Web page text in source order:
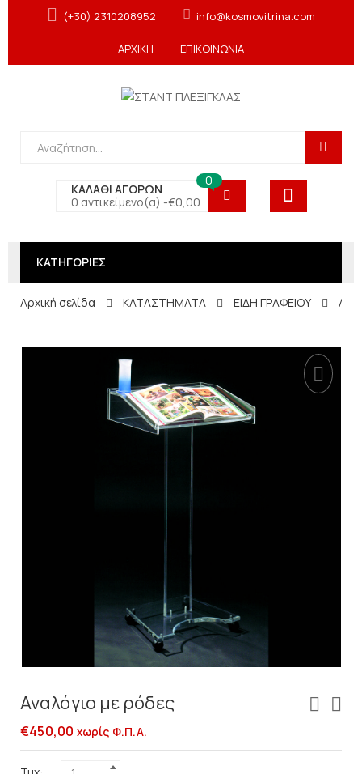
(+30) 2310208952 info@kosmovitrina.com
ΑΡΧΙΚΗ ΕΠΙΚΟΙΝΩΝΙΑ
ΚΑΛΑΘΙ ΑΓΟΡΩΝ
0 αντικείμενο(α) -€0,00
0
ΚΑΤΗΓΟΡΙΕΣ
Αρχική σελίδα ΚΑΤΑΣΤΗΜΑΤΑ ΕΙΔΗ ΓΡΑΦΕΙΟΥ
Αναλόγιο με ρόδες
€450,00 χωρίς Φ.Π.Α.